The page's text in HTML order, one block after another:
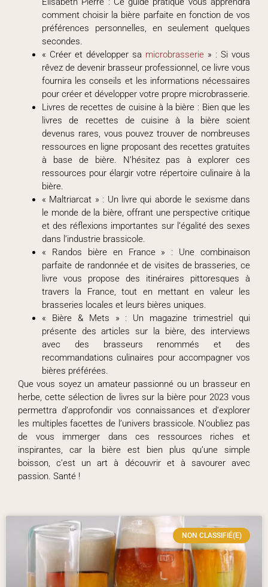
comment choisir la bière parfaite en fonction de vos
préférences personnelles, en seulement quelques
secondes.
« Créer et développer sa microbrasserie » : Si vous
rêvez de devenir brasseur professionnel, ce livre vous
fournira les conseils et les informations nécessaires
pour créer et développer votre propre microbrasserie.
Livres de recettes de cuisine à la bière : Bien que les
livres de recettes de cuisine à la bière soient
devenus rares, vous pouvez trouver de nombreuses
ressources en ligne proposant des recettes gratuites
à base de bière. N’hésitez pas à explorer ces
ressources pour élargir votre répertoire culinaire à la
bière.
« Maltriarcat » : Un livre qui aborde le sexisme dans
le monde de la bière, offrant une perspective critique
et des réflexions importantes sur l’égalité des sexes
dans l’industrie brassicole.
« Randos bière en France » : Une combinaison
parfaite de randonnée et de visites de brasseries, ce
livre vous propose des itinéraires pittoresques à
travers la France, tout en mettant en valeur les
brasseries locales et leurs bières uniques.
« Bière & Mets » : Un magazine trimestriel qui
présente des articles sur la bière, des interviews
avec des brasseurs renommés et des
recommandations culinaires pour accompagner vos
bières préférées.
Que vous soyez un amateur passionné ou un brasseur en
herbe, cette sélection de livres sur la bière pour 2023 vous
permettra d’approfondir vos connaissances et d’explorer
les multiples facettes de l’univers brassicole. N’oubliez pas
de vous immerger dans ces ressources riches et
inspirantes, car la bière est bien plus qu’une simple
boisson, c’est un art à découvrir et à savourer avec
passion. Santé !
NON CLASSIFIÉ(E)